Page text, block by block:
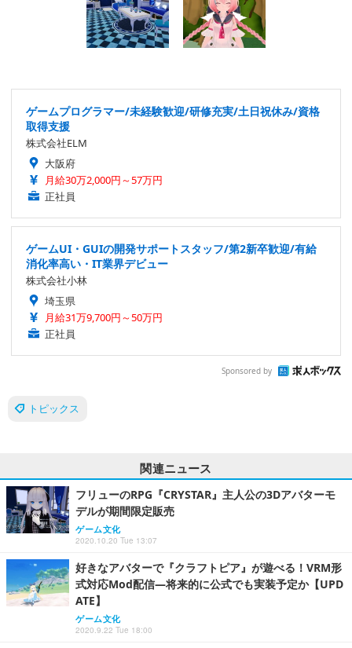
ゲームプログラマー/未経験歓迎/研修充実/土日祝休み/資格
取得支援
株式会社ELM
大阪府
月給30万2,000円～57万円
正社員
ゲームUI・GUIの開発サポートスタッフ/第2新卒歓迎/有給
消化率高い・IT業界デビュー
株式会社小林
埼玉県
月給31万9,700円～50万円
正社員
Sponsored by
トピックス
関連ニュース
フリューのRPG『CRYSTAR』主人公の3Dアバターモ
デルが期間限定販売
ゲーム文化
2020.10.20 Tue 13:07
好きなアバターで『クラフトピア』が遊べる！VRM形
式対応Mod配信―将来的に公式でも実装予定か【UPD
ATE】
ゲーム文化
2020.9.22 Tue 18:00